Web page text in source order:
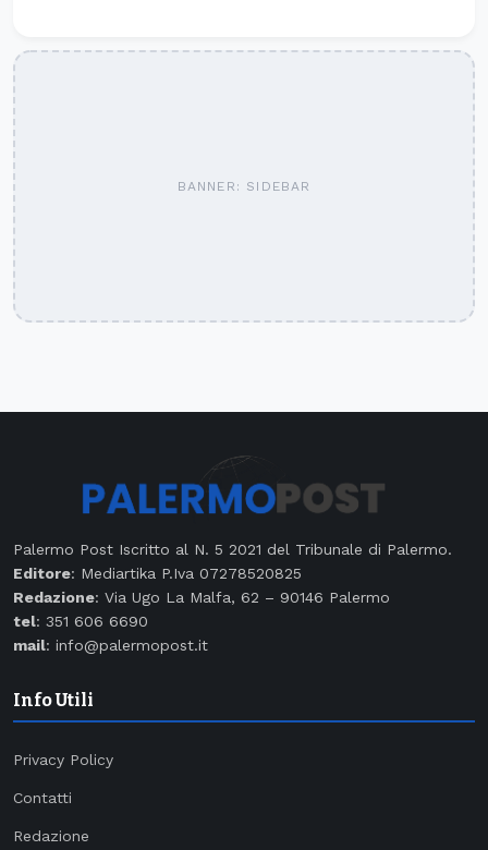
BANNER: SIDEBAR
Palermo Post Iscritto al N. 5 2021 del Tribunale di Palermo.
Editore: Mediartika P.Iva 07278520825
Redazione: Via Ugo La Malfa, 62 – 90146 Palermo
tel: 351 606 6690
mail: info@palermopost.it
Info Utili
Privacy Policy
Contatti
Redazione